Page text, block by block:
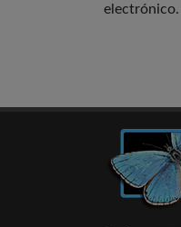
electrónico.